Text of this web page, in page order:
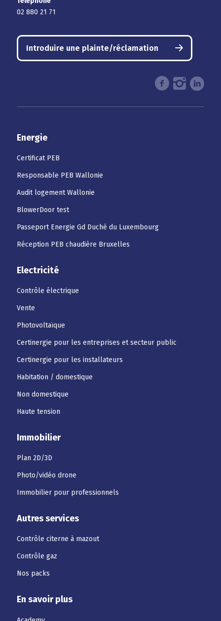
02 880 21 71
Introduire une plainte/réclamation
Energie
Certificat PEB
Responsable PEB Wallonie
Audit logement Wallonie
BlowerDoor test
Passeport Energie Gd Duché du Luxembourg
Réception PEB chaudière Bruxelles
Electricité
Contrôle électrique
Vente
Photovoltaïque
Certinergie pour les entreprises et secteur public
Certinergie pour les installateurs
Habitation / domestique
Non domestique
Haute tension
Immobilier
Plan 2D/3D
Photo/vidéo drone
Immobilier pour professionnels
Autres services
Contrôle citerne à mazout
Contrôle gaz
Nos packs
En savoir plus